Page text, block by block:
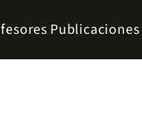
Publicaciones